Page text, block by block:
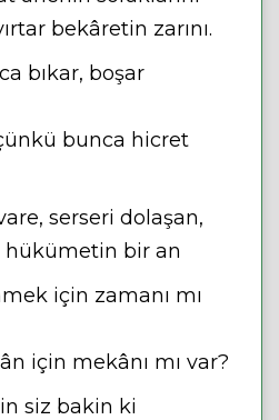
bekâretin zarını.
bıkar, boşar
bunca hicret
serseri dolaşan,
hükümetin bir an
için zamanı mı
için mekânı mı var?
siz bakin ki